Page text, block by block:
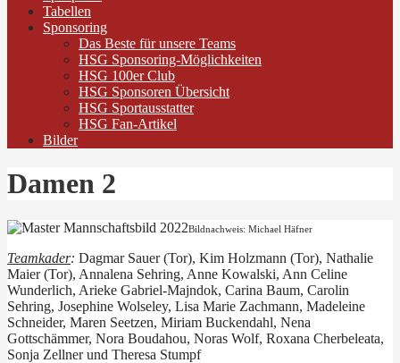
Tabellen
Sponsoring
Das Beste für unsere Teams
HSG Sponsoring-Möglichkeiten
HSG 100er Club
HSG Sponsoren Übersicht
HSG Sportausstatter
HSG Fan-Artikel
Bilder
Damen 2
Bildnachweis: Michael Häfner
Teamkader: Dagmar Sauer (Tor), Kim Holzmann (Tor), Nathalie
Maier (Tor), Annalena Sehring, Anne Kowalski, Ann Celine
Wunderlich, Arieke Gabriel-Majndok, Carina Baum, Carolin
Sehring, Josephine Wolseley, Lisa Marie Zachmann, Madeleine
Schneider, Maren Seetzen, Miriam Buckendahl, Nena
Gottschämmer, Nora Boudahou, Noras Wolf, Roxana Cherbeleata,
Sonja Zellner und Theresa Stumpf